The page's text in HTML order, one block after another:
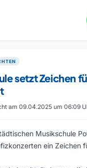
setzt Zeichen
am 09.04.2025 um 06:09
Musikschule
ein Zeichen